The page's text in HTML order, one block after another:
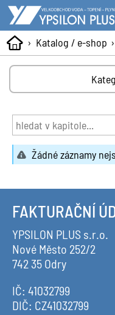
Katalog / e-shop
Žádné záznamy
FAKTURAČNÍ
YPSILON PLUS s.r.o.
Nové Město 252/2
742 35 Odry
IČ: 41032799
DIČ: CZ41032799